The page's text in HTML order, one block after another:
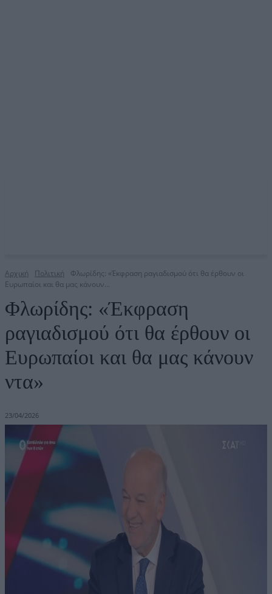
Αρχική Πολιτική
Φλωρίδης: «Έκφραση ραγιαδισμού ότι θα έρθουν οι
Ευρωπαίοι και θα μας κάνουν...
Φλωρίδης: «Έκφραση
ραγιαδισμού ότι θα έρθουν οι
Ευρωπαίοι και θα μας κάνουν
ντα»
23/04/2026